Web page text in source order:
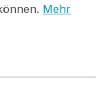
ich
Mehr